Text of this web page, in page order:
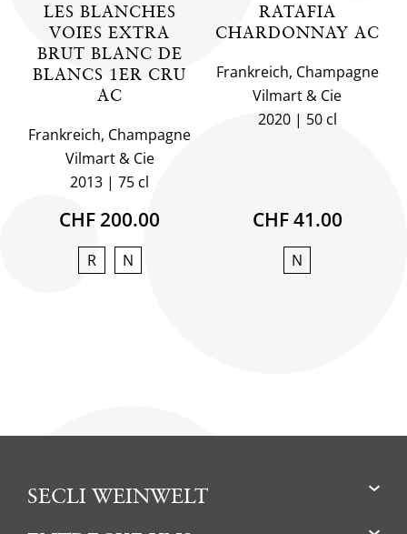
LES BLANCHES
VOIES EXTRA
BRUT BLANC DE
BLANCS 1ER CRU
AC
Frankreich, Champagne
Vilmart & Cie
2013
75 cl
CHF 200.00
R N
RATAFIA
CHARDONNAY AC
Frankreich, Champagne
Vilmart & Cie
2020
50 cl
CHF 41.00
N
SECLI WEINWELT